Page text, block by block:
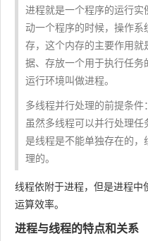
进程就是一个程序的运行
动一个程序的时候，操作
存，这个内存的主要作用
据、存放一个用于执行任
运行环境叫做进程。
多线程并行处理的前提条件：
虽然多线程可以并行处理
是线程是不能单独存在的
理的。
线程依附于进程，但是进程
运算效率。
进程与线程的特点和关系